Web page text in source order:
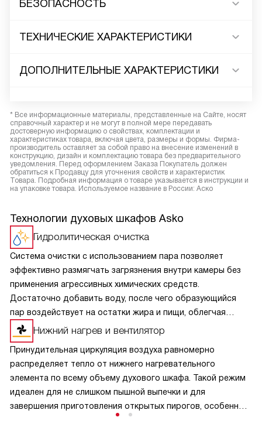
БЕЗОПАСНОСТЬ
ТЕХНИЧЕСКИЕ ХАРАКТЕРИСТИКИ
ДОПОЛНИТЕЛЬНЫЕ ХАРАКТЕРИСТИКИ
* Все информационные материалы, представленные на Сайте, носят
справочный характер и не могут в полной мере передавать
достоверную информацию о свойствах, комплектации и
характеристиках товара, включая цвета, размеры и формы. Фирма-
производитель оставляет за собой право на внесение изменений в
конструкцию, дизайн и комплектацию товара без предварительного
уведомления. Перед оформлением Заказа Покупатель должен
обратиться к Продавцу для уточнения свойств и характеристик
Товара. Подробная информация о товаре указывается в инструкции и
на упаковке товара. Используемое название в России: Аско
Технологии духовых шкафов Asko
Гидролитическая очистка
Система очистки с использованием пара позволяет
эффективно размягчать загрязнения внутри камеры без
применения агрессивных химических средств.
Достаточно добавить воду, после чего образующийся
пар воздействует на остатки жира и пищи, облегчая
их удаление. Такой способ делает уход быстрым
и удобным, снижает затраты времени и усилий, а также
помогает поддерживать чистоту и аккуратный внешний
вид внутреннего пространства на протяжении
длительного срока эксплуатации.
Нижний нагрев и вентилятор
Принудительная циркуляция воздуха равномерно
распределяет тепло от нижнего нагревательного
элемента по всему объему духового шкафа. Такой режим
идеален для не слишком пышной выпечки и для
завершения приготовления открытых пирогов, особенно